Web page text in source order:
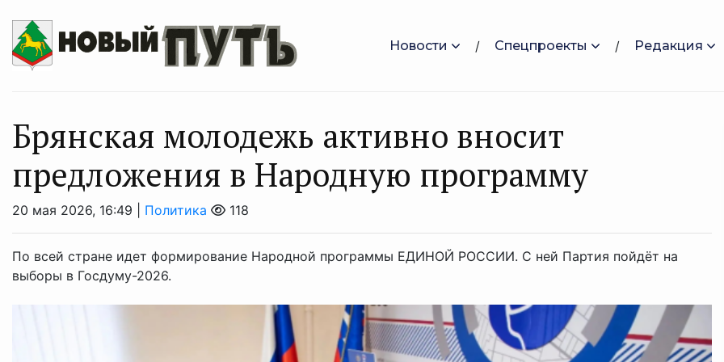
Новости Спецпроекты Редакция
Брянская молодежь активно вносит
предложения в Народную программу
20 мая 2026, 16:49 | Политика 118
По всей стране идет формирование Народной программы ЕДИНОЙ РОССИИ. С ней Партия пойдёт на
выборы в Госдуму-2026.